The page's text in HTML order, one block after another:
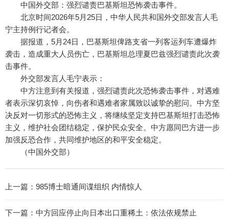
中国外交部：强烈谴责巴基斯坦恐怖袭击事件。
北京时间2026年5月25日，中华人民共和国外交部发言人毛
宁主持例行记者会。
据报道，5月24日，巴基斯坦俾路支省一列客运列车遭爆炸
袭击，造成重大人员伤亡，巴基斯坦总理夏巴兹强烈谴责此次袭
击事件。
外交部发言人毛宁表示：
中方注意到有关报道，强烈谴责此次恐怖袭击事件，对遇难
者表示深切哀悼，向伤者和遇难者家属致以诚挚的慰问。中方坚
决反对一切形式的恐怖主义，将继续坚定支持巴基斯坦打击恐怖
主义，维护社会团结稳定，保护民众安全。中方愿同巴方进一步
加强反恐合作，共同维护地区的和平安全稳定。
（中国外交部）
上一篇： 985博士暗通间谍组织 内情惊人
下一篇： 中方回应停止向日本出口重稀土：依法依规禁止